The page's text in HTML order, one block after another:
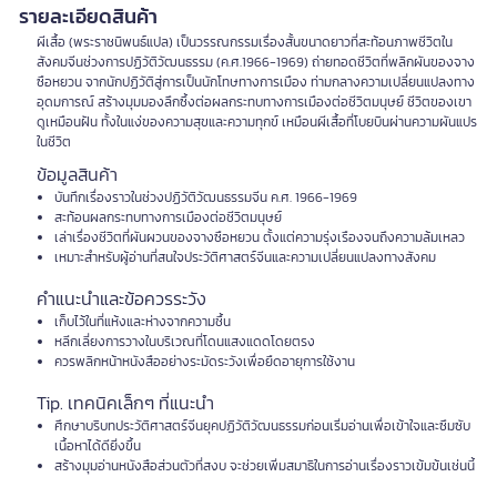
รายละเอียดสินค้า
ผีเสื้อ (พระราชนิพนธ์แปล) เป็นวรรณกรรมเรื่องสั้นขนาดยาวที่สะท้อนภาพชีวิตใน
สังคมจีนช่วงการปฏิวัติวัฒนธรรม (ค.ศ.1966-1969) ถ่ายทอดชีวิตที่พลิกผันของจาง
ซือหยวน จากนักปฏิวัติสู่การเป็นนักโทษทางการเมือง ท่ามกลางความเปลี่ยนแปลงทาง
อุดมการณ์ สร้างมุมมองลึกซึ้งต่อผลกระทบทางการเมืองต่อชีวิตมนุษย์ ชีวิตของเขา
ดูเหมือนฝัน ทั้งในแง่ของความสุขและความทุกข์ เหมือนผีเสื้อที่โบยบินผ่านความผันแปร
ในชีวิต
ข้อมูลสินค้า
บันทึกเรื่องราวในช่วงปฏิวัติวัฒนธรรมจีน ค.ศ. 1966-1969
สะท้อนผลกระทบทางการเมืองต่อชีวิตมนุษย์
เล่าเรื่องชีวิตที่ผันผวนของจางซือหยวน ตั้งแต่ความรุ่งเรืองจนถึงความล้มเหลว
เหมาะสำหรับผู้อ่านที่สนใจประวัติศาสตร์จีนและความเปลี่ยนแปลงทางสังคม
คำแนะนำและข้อควรระวัง
เก็บไว้ในที่แห้งและห่างจากความชื้น
หลีกเลี่ยงการวางในบริเวณที่โดนแสงแดดโดยตรง
ควรพลิกหน้าหนังสืออย่างระมัดระวังเพื่อยืดอายุการใช้งาน
Tip. เทคนิคเล็กๆ ที่แนะนำ
ศึกษาบริบทประวัติศาสตร์จีนยุคปฏิวัติวัฒนธรรมก่อนเริ่มอ่านเพื่อเข้าใจและซึมซับ
เนื้อหาได้ดียิ่งขึ้น
สร้างมุมอ่านหนังสือส่วนตัวที่สงบ จะช่วยเพิ่มสมาธิในการอ่านเรื่องราวเข้มข้นเช่นนี้